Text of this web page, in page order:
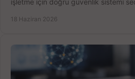
işletme için doğru güvenlik sistemi
18 Haziran 2026